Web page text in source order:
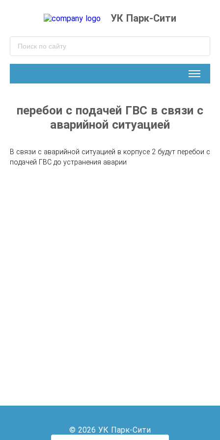
УК Парк-Сити
перебои с подачей ГВС в связи с
аварийной ситуацией
В связи с аварийной ситуацией в корпусе 2 будут перебои с
подачей ГВС до устранения аварии
© 2026 УК Парк-Сити